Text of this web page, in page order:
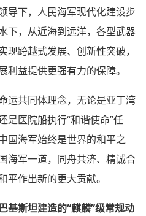
导下，人民海军现代化建设步
下，从近海到远洋，各型武器
跨越式发展、创新性突破，
利益提供更强有力的保障。
运共同体理念，无论是亚丁湾
是医院船执行“和谐使命”任
国海军始终是世界的和平之
海军一道，同舟共济、精诚合
平作出新的更大贡献。
基斯坦建造的“麒麟”级常规动